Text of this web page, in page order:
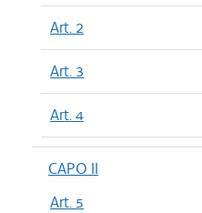
Art. 2
Art. 3
Art. 4
CAPO II
Art. 5